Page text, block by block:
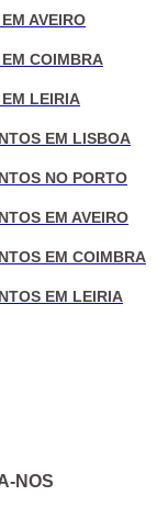
AVEIRO
COIMBRA
LEIRIA
EM LISBOA
NO PORTO
EM AVEIRO
EM COIMBRA
EM LEIRIA
NOS